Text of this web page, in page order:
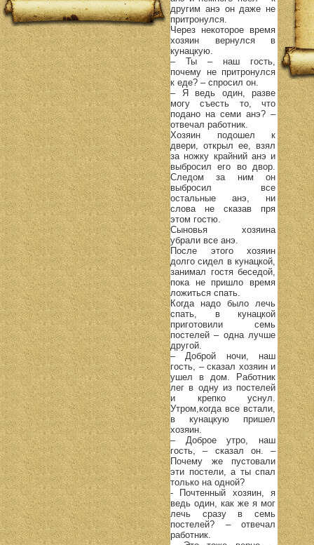
другим анэ он даже не
притронулся.
Через некоторое время
хозяин вернулся в
кунацкую.
– Ты – наш гость,
почему не притронулся
к еде? – спросил он.
– Я ведь один, разве
могу съесть то, что
подано на семи анэ? –
отвечал работник.
Хозяин подошел к
двери, открыл ее, взял
за ножку крайний анэ и
выбросил его во двор.
Следом за ним он
выбросил все
остальные анэ, ни
слова не сказав пря
этом гостю.
Сыновья хозяина
убрали все анэ.
После этого хозяин
долго сидел в кунацкой,
занимал гостя беседой,
пока не пришло время
ложиться спать.
Когда надо было лечь
спать, в кунацкой
приготовили семь
постелей – одна лучше
другой.
– Доброй ночи, наш
гость, – сказал хозяин и
ушел в дом. Работник
лег в одну из постелей
и крепко уснул.
Утром,когда все встали,
в кунацкую пришел
хозяин.
– Доброе утро, наш
гость, – сказал он. –
Почему же пустовали
эти постели, а ты спал
только на одной?
- Почтенный хозяин, я
ведь один, как же я мог
лечь сразу в семь
постелей? – отвечал
работник.